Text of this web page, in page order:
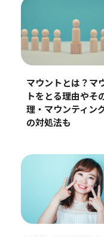
マウントとは？マ
トをとる理由やそ
理・マウンティン
の対処法も